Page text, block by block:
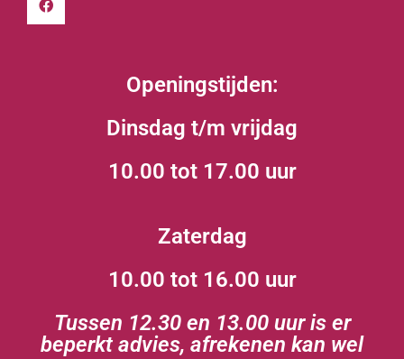
Openingstijden:
Dinsdag t/m vrijdag
10.00 tot 17.00 uur
Zaterdag
10.00 tot 16.00 uur
Tussen 12.30 en 13.00 uur is er
beperkt advies, afrekenen kan wel